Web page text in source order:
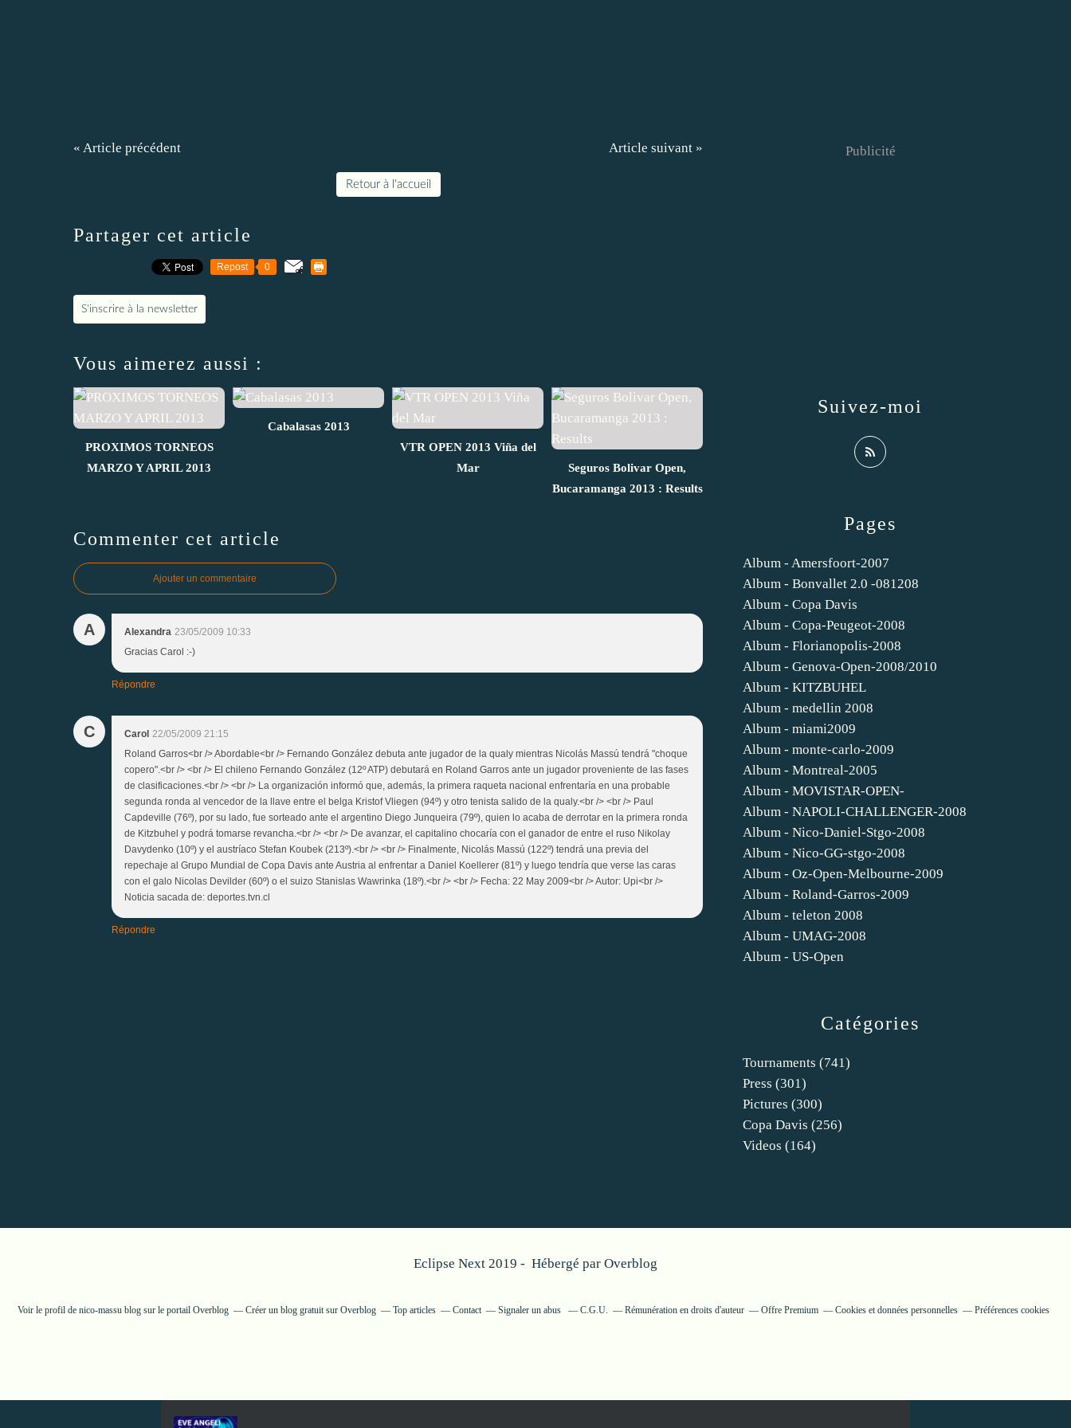
« Article précédent Article suivant »
Retour à l'accueil
Partager cet article
Repost 0
S'inscrire à la newsletter
Vous aimerez aussi :
PROXIMOS TORNEOS
MARZO Y APRIL 2013
Cabalasas 2013
VTR OPEN 2013 Viña del
Mar
Seguros Bolivar Open,
Bucaramanga 2013 : Results
Commenter cet article
Ajouter un commentaire
A Alexandra 23/05/2009 10:33
Gracias Carol :-)
Répondre
C Carol 22/05/2009 21:15
Roland Garros<br /> Abordable<br /> Fernando González debuta ante jugador de la qualy mientras Nicolás Massú tendrá "choque
copero".<br /> <br /> El chileno Fernando González (12º ATP) debutará en Roland Garros ante un jugador proveniente de las fases
de clasificaciones.<br /> <br /> La organización informó que, además, la primera raqueta nacional enfrentaría en una probable
segunda ronda al vencedor de la llave entre el belga Kristof Vliegen (94º) y otro tenista salido de la qualy.<br /> <br /> Paul
Capdeville (76º), por su lado, fue sorteado ante el argentino Diego Junqueira (79º), quien lo acaba de derrotar en la primera ronda
de Kitzbuhel y podrá tomarse revancha.<br /> <br /> De avanzar, el capitalino chocaría con el ganador de entre el ruso Nikolay
Davydenko (10º) y el austríaco Stefan Koubek (213º).<br /> <br /> Finalmente, Nicolás Massú (122º) tendrá una previa del
repechaje al Grupo Mundial de Copa Davis ante Austria al enfrentar a Daniel Koellerer (81º) y luego tendría que verse las caras
con el galo Nicolas Devilder (60º) o el suizo Stanislas Wawrinka (18º).<br /> <br /> Fecha: 22 May 2009<br /> Autor: Upi<br />
Noticia sacada de: deportes.tvn.cl
Répondre
Catégories
Tournaments (741)
Press (301)
Pictures (300)
Copa Davis (256)
Videos (164)
Pages
Album - Amersfoort-2007
Album - Bonvallet 2.0 -081208
Album - Copa Davis
Album - Copa-Peugeot-2008
Album - Florianopolis-2008
Album - Genova-Open-2008/2010
Album - KITZBUHEL
Album - medellin 2008
Album - miami2009
Album - monte-carlo-2009
Album - Montreal-2005
Album - MOVISTAR-OPEN-
Album - NAPOLI-CHALLENGER-2008
Album - Nico-Daniel-Stgo-2008
Album - Nico-GG-stgo-2008
Album - Oz-Open-Melbourne-2009
Album - Roland-Garros-2009
Album - teleton 2008
Album - UMAG-2008
Album - US-Open
Suivez-moi
Publicité
Eclipse Next 2019 - Hébergé par Overblog
Voir le profil de nico-massu blogsur le portail Overblog Créer un blog gratuit sur Overblog Top articles Contact Signaler un abus C.G.U. Rémunération en droits d'auteur Offre Premium Cookies et données personnelles Préférences cookies